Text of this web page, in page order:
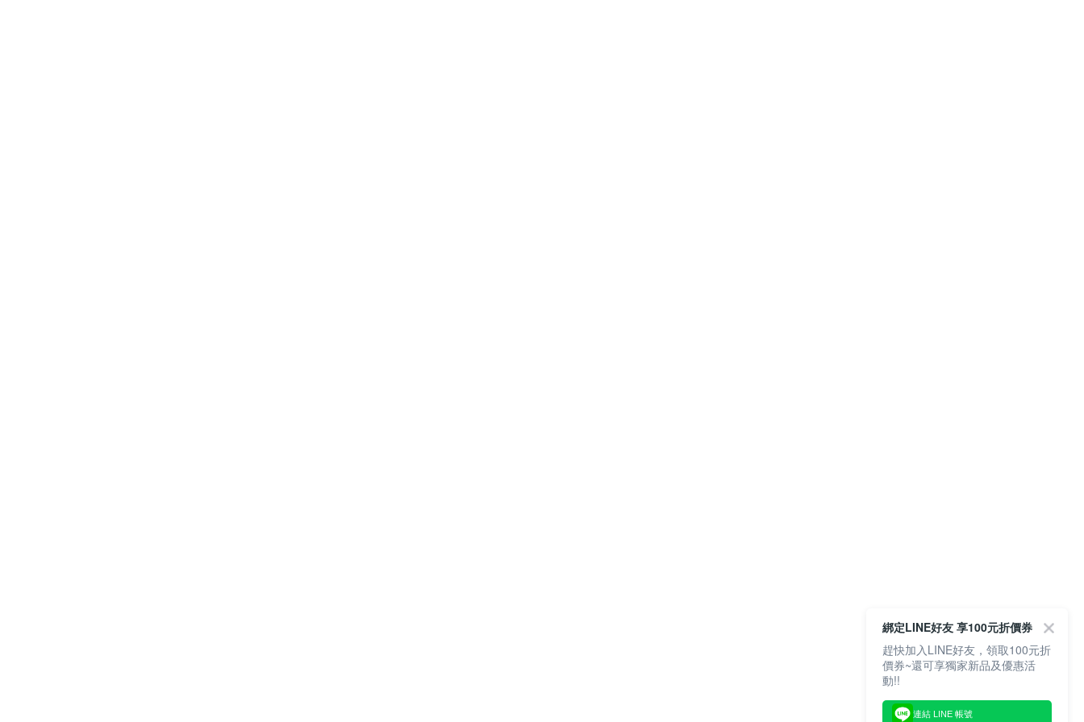
綁定LINE好友 享100元折價券
趕快加入LINE好友，領取100元折
價券~還可享獨家新品及優惠活
動!!
連結 LINE 帳號